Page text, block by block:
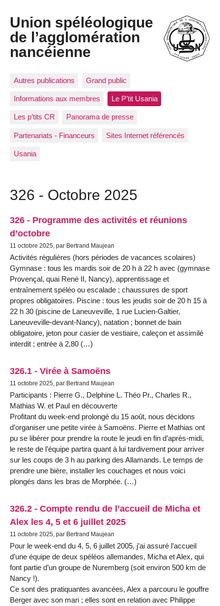
Union spéléologique
de l’agglomération
nancéienne
Autres publications Grand public
Informations aux membres Le P’tit Usania
Les p’tits CR Panorama de presse
Partenariats - Financeurs Sites Internet référencés
Usania
326 - Octobre 2025
326 - Programme des activités et réunions
d’octobre
11 octobre 2025, par Bertrand Maujean
Activités régulières (hors périodes de vacances scolaires)
Gymnase : tous les mardis soir de 20 h à 22 h avec (gymnase
Provençal, quai René II, Nancy), apprentissage et
entraînement spéléo ou escalade ; chaussures de sport
propres obligatoires. Piscine : tous les jeudis soir de 20 h 15 à
22 h 30 (piscine de Laneuveville, 1 rue Lucien-Galtier,
Laneuveville-devant-Nancy), natation ; bonnet de bain
obligatoire, jeton pour casier de vestiaire, caleçon et assimilé
interdit ; entrée à 2,80 (…)
326.1 - Virée à Samoëns
11 octobre 2025, par Bertrand Maujean
Participants : Pierre G., Delphine L. Théo Pr., Charles R.,
Mathias W. et Paul en découverte
Profitant du week-end prolongé du 15 août, nous décidons
d’organiser une petite virée à Samoëns. Pierre et Mathias ont
pu se libérer pour prendre la route le jeudi en fin d’après-midi,
le reste de l’équipe partira quant à lui tardivement pour arriver
sur les coups de 3 h au parking des Allamands. Le temps de
prendre une bière, installer les couchages et nous voici
plongés dans les bras de Morphée. (…)
326.2 - Compte rendu de l’accueil de Micha et
Alex les 4, 5 et 6 juillet 2025
11 octobre 2025, par Bertrand Maujean
Pour le week-end du 4, 5, 6 juillet 2005, j’ai assuré l’accueil
d’une équipe de deux spéléos allemandes, Micha et Alex, qui
font partie d’un groupe de Nuremberg (soit environ 500 km de
Nancy !).
Ce sont des pratiquantes avancées, Alex a parcouru le gouffre
Berger avec son mari ; elles sont en relation avec Philippe